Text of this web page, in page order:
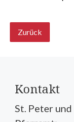
Zurück
Kontakt
St. Peter und